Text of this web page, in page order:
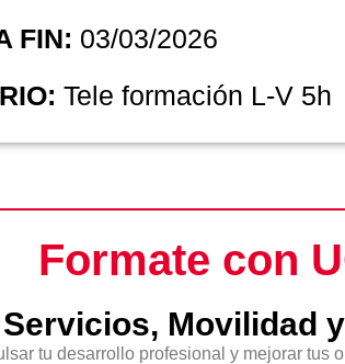
FIN: 03/03/2026
Tele formación L-V 5h
Formate con
Movilidad
tu desarrollo profesional y mejorar tus